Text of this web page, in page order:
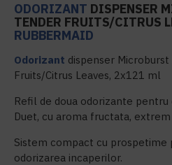
ODORIZANT DISPENSER
TENDER FRUITS/CITRUS
RUBBERMAID
Odorizant dispenser
Fruits/Citrus Leaves, 2x121 ml
Refil de doua odorizante
Duet, cu aroma fructata,
Sistem compact cu prospetime
odorizarea incaperilor.